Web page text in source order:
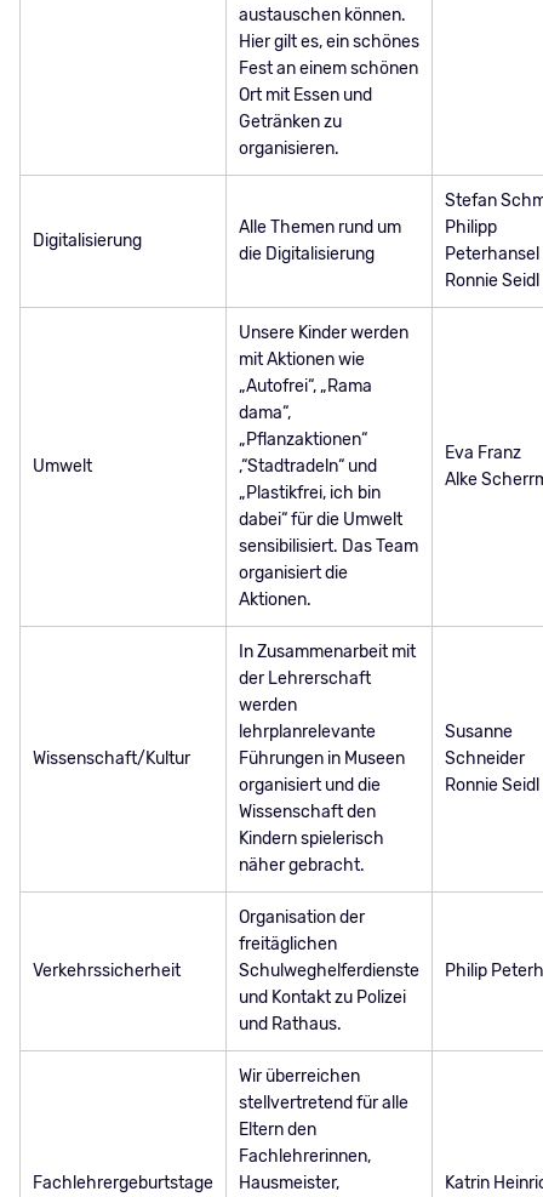
austauschen können.
Hier gilt es, ein schönes
Fest an einem schönen
Ort mit Essen und
Getränken zu
organisieren.
Digitalisierung
Alle Themen rund um
die Digitalisierung
Stefan
Philipp
Peterhansel
Ronnie Seidl
Umwelt
Unsere Kinder werden
mit Aktionen wie
„Autofrei“, „Rama
dama“,
„Pflanzaktionen“
,“Stadtradeln“ und
„Plastikfrei, ich bin
dabei“ für die Umwelt
sensibilisiert. Das Team
organisiert die
Aktionen.
Eva Franz
Alke
Wissenschaft/Kultur
In Zusammenarbeit mit
der Lehrerschaft
werden
lehrplanrelevante
Führungen in Museen
organisiert und die
Wissenschaft den
Kindern spielerisch
näher gebracht.
Susanne
Schneider
Ronnie Seidl
Verkehrssicherheit
Organisation der
freitäglichen
Schulweghelferdienste
und Kontakt zu Polizei
und Rathaus.
Philip
Fachlehrergeburtstage
Wir überreichen
stellvertretend für alle
Eltern den
Fachlehrerinnen,
Hausmeister,
Katrin